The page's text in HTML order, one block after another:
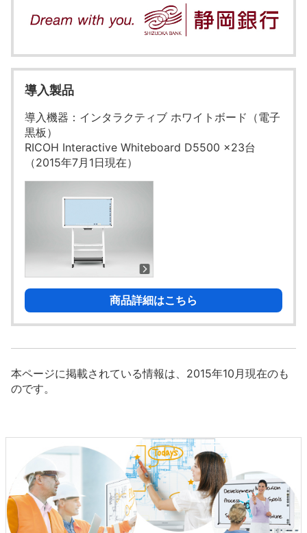
導入製品
導入機器：インタラクティブ ホワイトボード（電子
黒板）
RICOH Interactive Whiteboard D5500 ×23台
（2015年7月1日現在）
商品詳細はこちら
本ページに掲載されている情報は、2015年10月現在のも
のです。